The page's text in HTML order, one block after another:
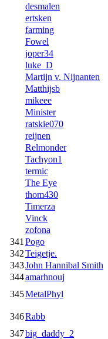
desmalen
ertsken
farming
Fowel
joper34
luke_D
Martijn v. Nijnanten
Matthijsb
mikeee
Minister
ratskie070
reijnen
Relmonder
Tachyon1
termic
The Eye
thom430
Timerza
Vinck
zofona
341 Pogo
342Teigetje.
343John Hannibal Smith
344amarhnouj
345MetalPhyl
346Rabb
347big_daddy_2